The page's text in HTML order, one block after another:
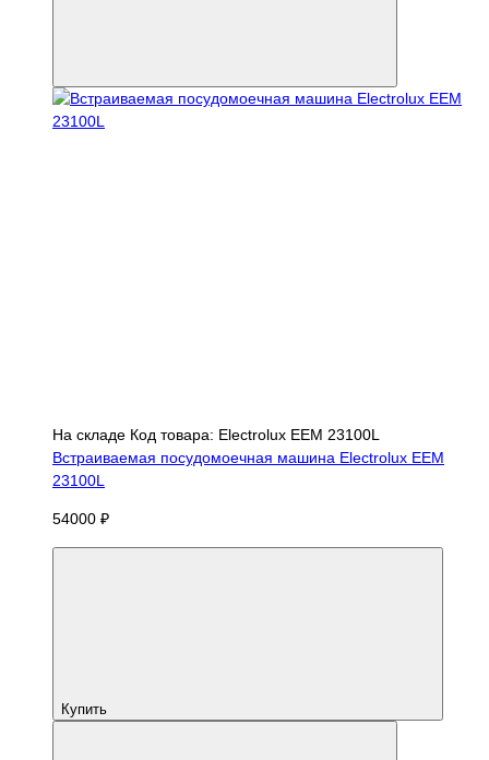
На складе Код товара: Electrolux EEM 23100L
Встраиваемая посудомоечная машина Electrolux EEM
23100L
54000 ₽
Купить